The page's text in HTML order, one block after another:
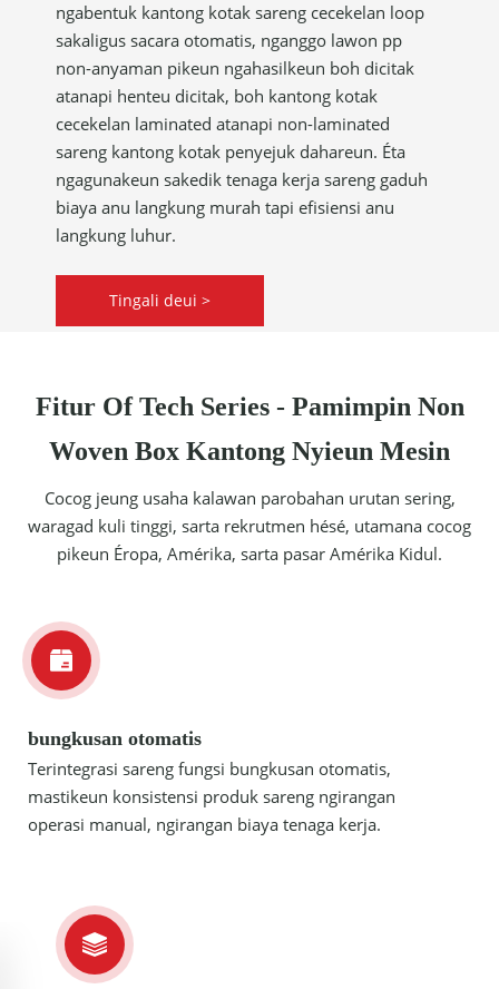
ngabentuk kantong kotak sareng cecekelan loop
sakaligus sacara otomatis, nganggo lawon pp
non-anyaman pikeun ngahasilkeun boh dicitak
atanapi henteu dicitak, boh kantong kotak
cecekelan laminated atanapi non-laminated
sareng kantong kotak penyejuk dahareun. Éta
ngagunakeun sakedik tenaga kerja sareng gaduh
biaya anu langkung murah tapi efisiensi anu
langkung luhur.
Tingali deui >
Fitur Of Tech Series - Pamimpin Non
Woven Box Kantong Nyieun Mesin
Cocog jeung usaha kalawan parobahan urutan sering,
waragad kuli tinggi, sarta rekrutmen hésé, utamana cocog
pikeun Éropa, Amérika, sarta pasar Amérika Kidul.
bungkusan otomatis
Terintegrasi sareng fungsi bungkusan otomatis,
mastikeun konsistensi produk sareng ngirangan
operasi manual, ngirangan biaya tenaga kerja.